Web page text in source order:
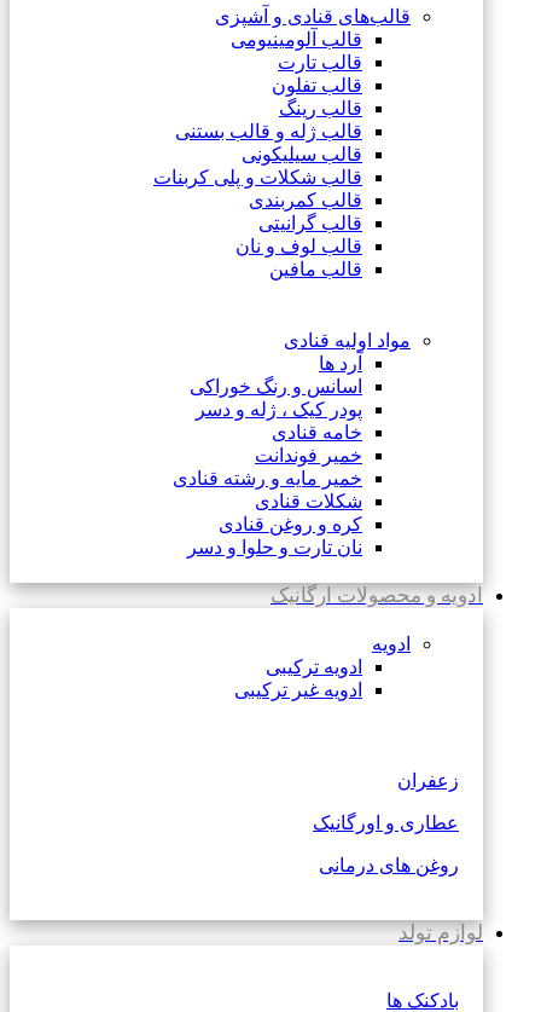
قالب‌های قنادی و آشپزی
قالب آلومینیومی
قالب تارت
قالب تفلون
قالب رینگ
قالب ژله و قالب بستنی
قالب سیلیکونی
قالب شکلات و پلی کربنات
قالب کمربندی
قالب گرانیتی
قالب لوف و نان
قالب مافین
مواد اولیه قنادی
آرد ها
اسانس و رنگ خوراکی
پودر کیک ، ژله و دسر
خامه قنادی
خمیر فوندانت
خمیر مایه و رشته قنادی
شکلات قنادی
کره و روغن قنادی
نان تارت و حلوا و دسر
ادویه و محصولات ارگانیک
ادویه
ادویه ترکیبی
ادویه غیر ترکیبی
زعفران
عطاری و اورگانیک
روغن های درمانی
لوازم تولد
بادکنک ها